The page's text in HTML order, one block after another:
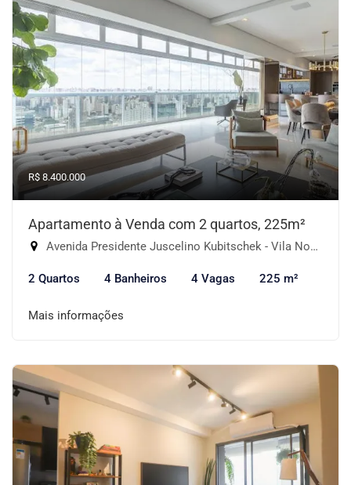
R$ 8.400.000
Apartamento à Venda com 2 quartos, 225m²
Avenida Presidente Juscelino Kubitschek - Vila Nova Conceição, São Paulo-SP
2 Quartos 4 Banheiros 4 Vagas 225 m²
Mais informações